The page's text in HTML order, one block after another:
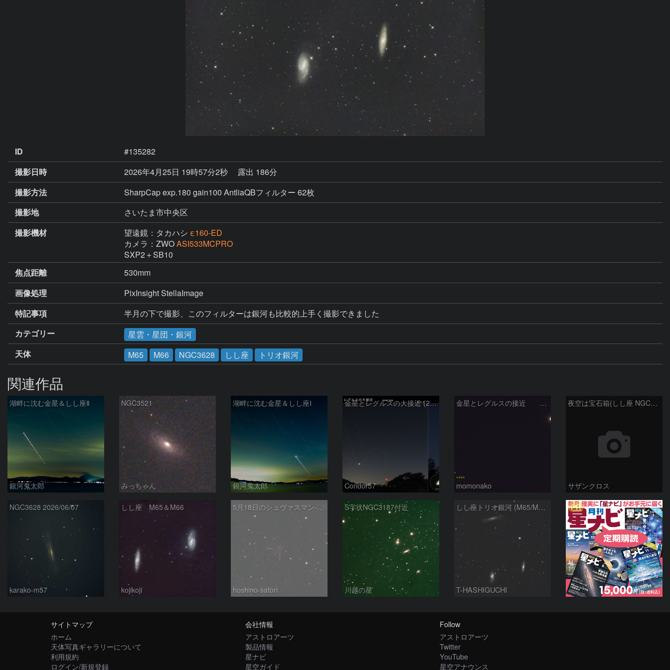
ID
#135282
撮影日時
2026年4月25日 19時57分2秒
露出 186分
撮影方法
SharpCap exp.180 gain100 AntliaQBフィルター 62枚
撮影地
さいたま市中央区
撮影機材
望遠鏡：タカハシ ε160‐ED
カメラ：ZWOASI533MCPRO
SXP2＋SB10
焦点距離
530mm
画像処理
PixInsight StellaImage
特記事項
半月の下で撮影、このフィルターは銀河も比較的上手く撮影できました
カテゴリー
星雲・星団・銀河
天体
M65 M66 NGC3628 しし座 トリオ銀河
関連作品
湖畔に沈む金星＆しし座Ⅱ
銀河鬼太郎
NGC3521
みっちゃん
湖畔に沈む金星＆しし座Ⅰ
銀河鬼太郎
金星とレグルスの大接近 (2026/07/09)
Condor57
金星とレグルスの接近 260709
momonako
夜空は宝石箱(しし座 NGC2903) Seestar50
サザンクロス
NGC3628 2026/06/07
karako-m57
しし座 M65＆M66
kojikoji
5月18日のシュヴァスマン-ヴァハマン第1彗星（29P）
hoshino-satori
S字状NGC3187付近
川越の星
しし座トリオ銀河 (M65/M66/NGC3628) 2026/05/11
T-HASHIGUCHI
PR
サイトマップ
ホーム
天体写真ギャラリーについて
利用規約
ログイン/新規登録
会社情報
アストロアーツ
製品情報
星ナビ
星空ガイド
Follow
アストロアーツ
Twitter
YouTube
星空アナウンス